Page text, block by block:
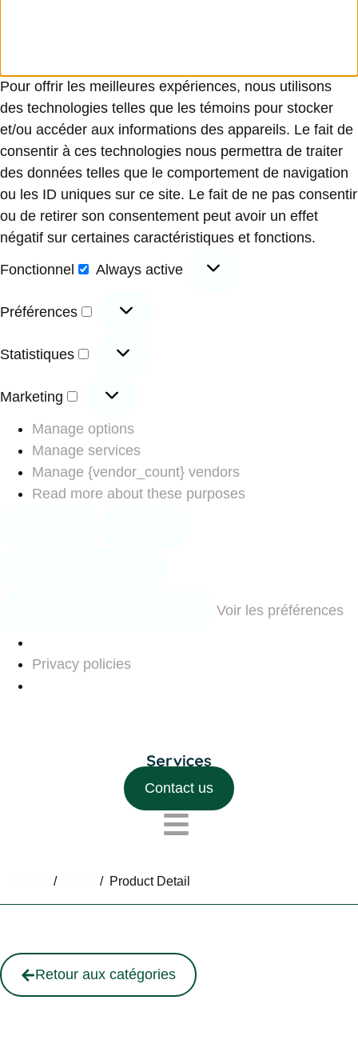
Pour offrir les meilleures expériences, nous utilisons
des technologies telles que les témoins pour stocker
et/ou accéder aux informations des appareils. Le fait de
consentir à ces technologies nous permettra de traiter
des données telles que le comportement de navigation
ou les ID uniques sur ce site. Le fait de ne pas consentir
ou de retirer son consentement peut avoir un effet
négatif sur certaines caractéristiques et fonctions.
Fonctionnel
Always active
Préférences
Statistiques
Marketing
Manage options
Manage services
Manage {vendor_count} vendors
Read more about these purposes
Voir les préférences
Privacy policies
Contact us
/ / Product Detail
Retour aux catégories